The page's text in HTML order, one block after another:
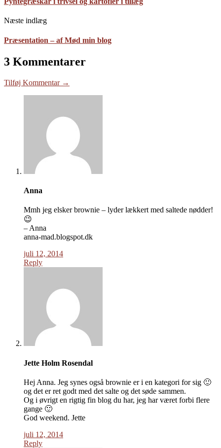
Næste indlæg
Præsentation – af Mød min blog
3 Kommentarer
Tilføj Kommentar →
Anna
Mmh jeg elsker brownie – lyder lækkert med saltede nødder!
😉
– Anna
anna-mad.blogspot.dk
juli 12, 2014
Reply
Jette Holm Rosendal
Hej Anna. Jeg synes også brownie er i en kategori for sig 🙂
og det er ret godt med det salte og det søde sammen.
Og i øvrigt en rigtig fin blog du har, jeg har været forbi flere
gange 🙂
God weekend. Jette
juli 12, 2014
Reply